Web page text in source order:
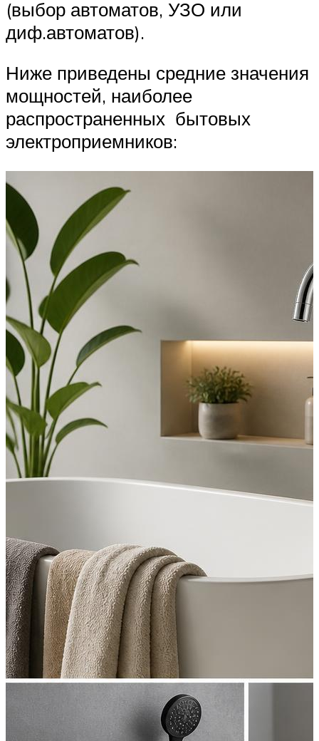
(выбор автоматов, УЗО или
диф.автоматов).
Ниже приведены средние значения
мощностей, наиболее
распространенных бытовых
электроприемников: